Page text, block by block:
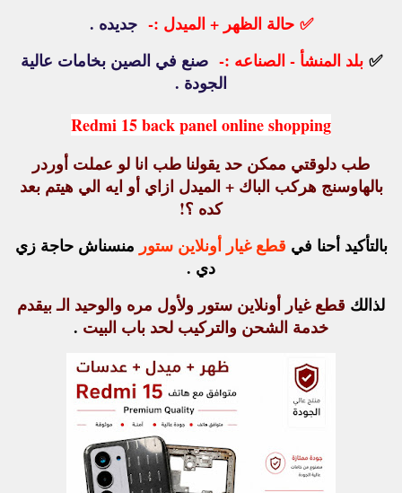
✅حالة الظهر + الميدل :- جديده .
✅بلد المنشأ - الصناعه :- صنع في الصين بخامات عالية
الجودة .
Redmi 15 back panel online shopping
طب دلوقتي ممكن حد يقولنا طب انا لو عملت أوردر
بالهاوسنج هركب الباك + الميدل ازاي أو ايه الي هيتم بعد
كده ؟!
بالتأكيد أحنا في قطع غيار أونلاين ستور منسناش حاجة زي
دي .
لذالك قطع غيار أونلاين ستور ولأول مره والوحيد الـ بيقدم
خدمة الشحن والتركيب لحد باب البيت .